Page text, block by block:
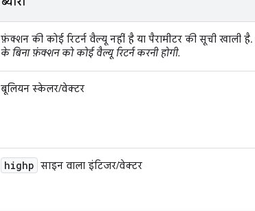
फ़ंक्शन की कोई रिटर्न वैल्यू नहीं है या पैरामीटर की सूची खाली है.
के बिना फ़ंक्शन को कोई वैल्यू रिटर्न करनी होगी.
बूलियन स्केलर/वेक्टर
highp साइन वाला इंटिजर/वेक्टर